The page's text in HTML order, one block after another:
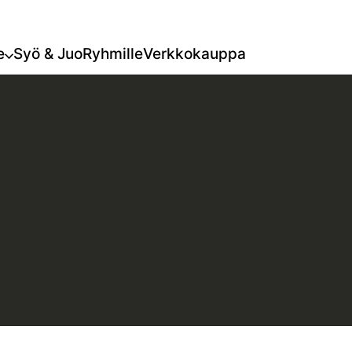
Syö & JuoRyhmilleVerkkokauppa